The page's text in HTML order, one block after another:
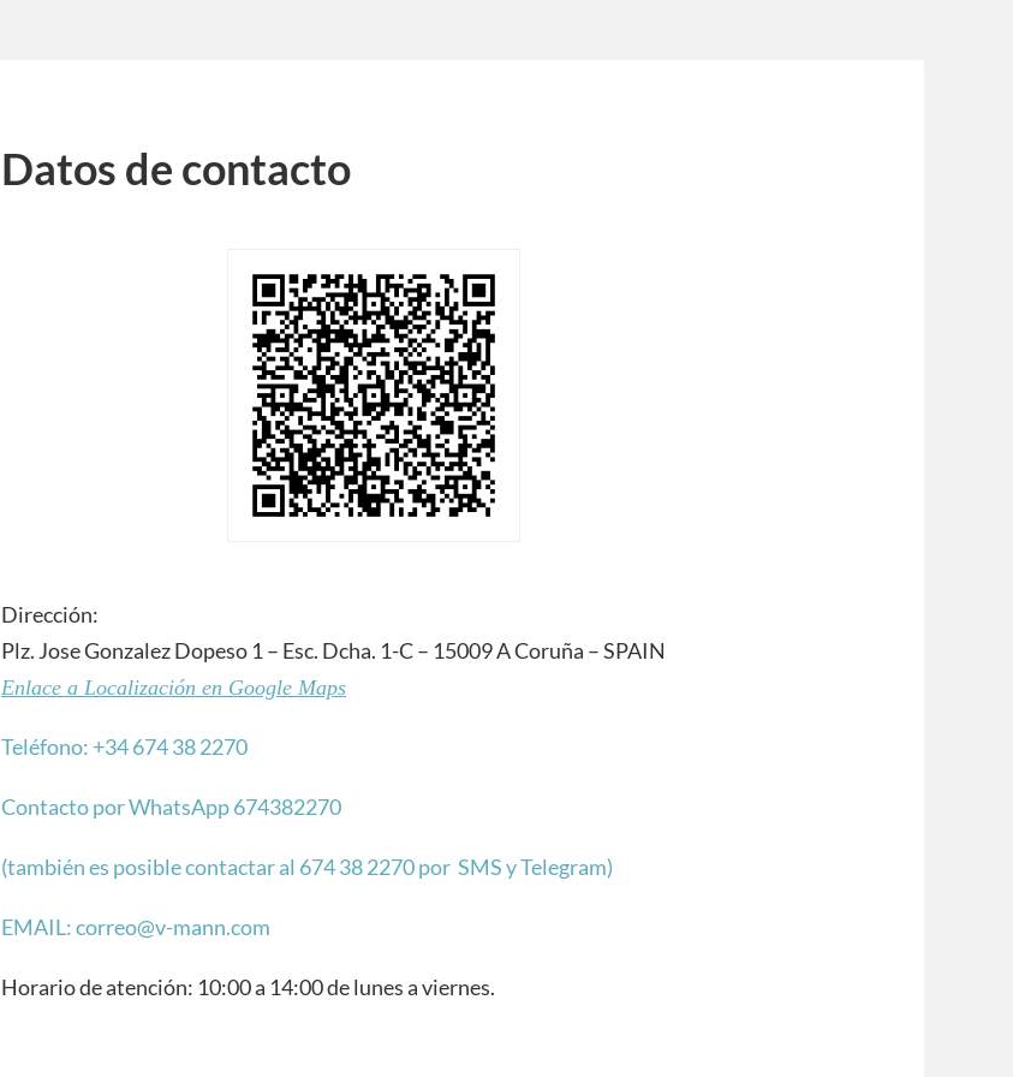
Datos de contacto
Dirección:
Plz. Jose Gonzalez Dopeso 1 – Esc. Dcha. 1-C – 15009 A Coruña – SPAIN
Enlace a Localización en Google Maps
Teléfono: +34 674 38 2270
Contacto por WhatsApp 674382270
(también es posible contactar al 674 38 2270 por SMS y Telegram)
EMAIL: correo@v-mann.com
Horario de atención: 10:00 a 14:00 de lunes a viernes.